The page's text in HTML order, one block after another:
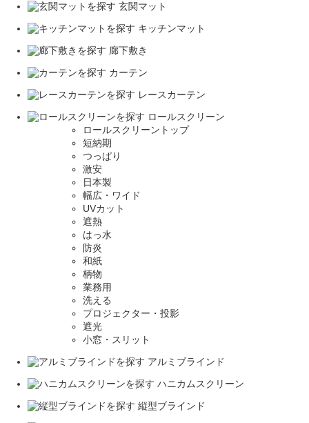
玄関マット
キッチンマット
廊下敷き
カーテン
レースカーテン
ロールスクリーン
ロールスクリーントップ
短納期
つっぱり
激安
日本製
幅広・ワイド
UVカット
遮熱
はっ水
防炎
和紙
柄物
業務用
洗える
プロジェクター・投影
遮光
小窓・スリット
アルミブラインド
ハニカムスクリーン
縦型ブラインド